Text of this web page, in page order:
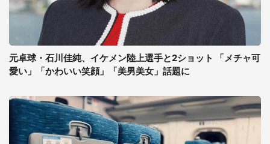
元卓球・石川佳純、イケメン陸上選手と2ショット 「メチャ可
愛い」「かわいい笑顔」「美男美女」話題に